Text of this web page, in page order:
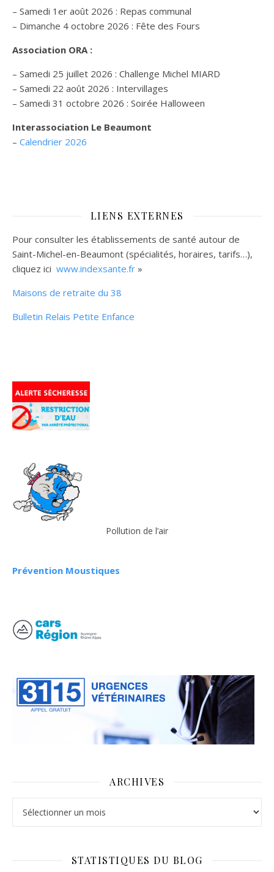
– Samedi 1er août 2026 : Repas communal
– Dimanche 4 octobre 2026 : Fête des Fours
Association ORA :
– Samedi 25 juillet 2026 : Challenge Michel MIARD
– Samedi 22 août 2026 : Intervillages
– Samedi 31 octobre 2026 : Soirée Halloween
Interassociation Le Beaumont
– Calendrier 2026
LIENS EXTERNES
Pour consulter les établissements de santé autour de
Saint-Michel-en-Beaumont (spécialités, horaires, tarifs…),
cliquez ici www.indexsante.fr »
Maisons de retraite du 38
Bulletin Relais Petite Enfance
Pollution de l’air
Prévention Moustiques
ARCHIVES
STATISTIQUES DU BLOG